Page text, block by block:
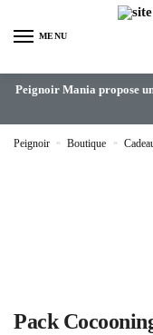
MENU
Peignoir Mania propose
Peignoir » Boutique »
Pack